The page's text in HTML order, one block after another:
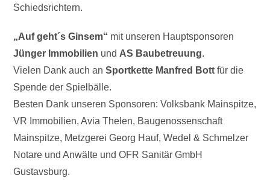
Schiedsrichtern.
„Auf geht´s Ginsem“ mit unseren Hauptsponsoren
Jünger Immobilien und AS Baubetreuung.
Vielen Dank auch anSportkette Manfred Bottfür die
Spende der Spielbälle.
Besten Dank unseren Sponsoren: Volksbank Mainspitze,
VR Immobilien, Avia Thelen, Baugenossenschaft
Mainspitze, Metzgerei Georg Hauf, Wedel & Schmelzer
Notare und Anwälte und OFR Sanitär GmbH
Gustavsburg.